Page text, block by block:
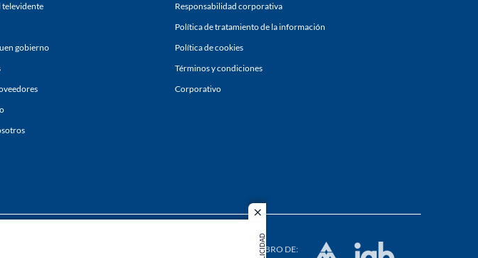
close
televidente
gobierno
Responsabilidad corporativa
Política de tratamiento de la información
Política de cookies
Términos y condiciones
Corporativo
autorización escrita de su titular. Reproduction in
MIEMBRO DE: